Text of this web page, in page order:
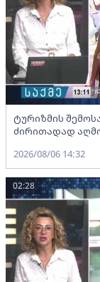
ტურიზმის
ძირითადად
2026/08/06 14:32
02:28